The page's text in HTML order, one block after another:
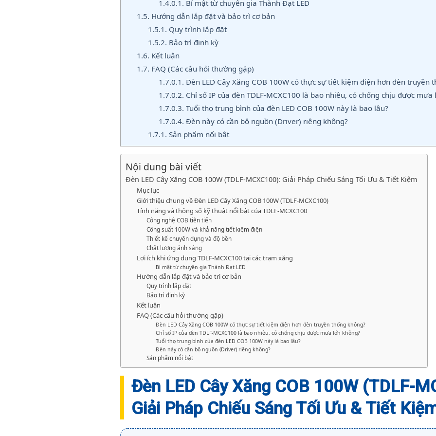
1.4.0.1. Bí mật từ chuyên gia Thành Đạt LED
1.5. Hướng dẫn lắp đặt và bảo trì cơ bản
1.5.1. Quy trình lắp đặt
1.5.2. Bảo trì định kỳ
1.6. Kết luận
1.7. FAQ (Các câu hỏi thường gặp)
1.7.0.1. Đèn LED Cây Xăng COB 100W có thực sự tiết kiệm điện hơn đèn truyền
1.7.0.2. Chỉ số IP của đèn TDLF-MCXC100 là bao nhiêu, có chống chịu được mưa
1.7.0.3. Tuổi thọ trung bình của đèn LED COB 100W này là bao lâu?
1.7.0.4. Đèn này có cần bộ nguồn (Driver) riêng không?
1.7.1. Sản phẩm nổi bật
Nội dung bài viết
Đèn LED Cây Xăng COB 100W (TDLF-MCXC100): Giải Pháp Chiếu Sáng Tối Ưu & Tiết Kiệm
Mục lục
Giới thiệu chung về Đèn LED Cây Xăng COB 100W (TDLF-MCXC100)
Tính năng và thông số kỹ thuật nổi bật của TDLF-MCXC100
Công nghệ COB tiên tiến
Công suất 100W và khả năng tiết kiệm điện
Thiết kế chuyên dụng và độ bền
Chất lượng ánh sáng
Lợi ích khi ứng dụng TDLF-MCXC100 tại các trạm xăng
Bí mật từ chuyên gia Thành Đạt LED
Hướng dẫn lắp đặt và bảo trì cơ bản
Quy trình lắp đặt
Bảo trì định kỳ
Kết luận
FAQ (Các câu hỏi thường gặp)
Đèn LED Cây Xăng COB 100W có thực sự tiết kiệm điện hơn đèn truyền thống không?
Chỉ số IP của đèn TDLF-MCXC100 là bao nhiêu, có chống chịu được mưa lớn không?
Tuổi thọ trung bình của đèn LED COB 100W này là bao lâu?
Đèn này có cần bộ nguồn (Driver) riêng không?
Sản phẩm nổi bật
Đèn LED Cây Xăng COB 100W (TDLF-
Giải Pháp Chiếu Sáng Tối Ưu & Tiết